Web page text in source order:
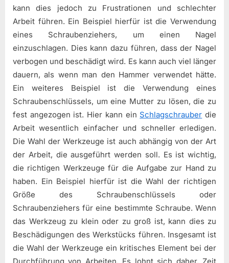
kann dies jedoch zu Frustrationen und schlechter
Arbeit führen. Ein Beispiel hierfür ist die Verwendung
eines Schraubenziehers, um einen Nagel
einzuschlagen. Dies kann dazu führen, dass der Nagel
verbogen und beschädigt wird. Es kann auch viel länger
dauern, als wenn man den Hammer verwendet hätte.
Ein weiteres Beispiel ist die Verwendung eines
Schraubenschlüssels, um eine Mutter zu lösen, die zu
fest angezogen ist. Hier kann ein Schlagschrauber die
Arbeit wesentlich einfacher und schneller erledigen.
Die Wahl der Werkzeuge ist auch abhängig von der Art
der Arbeit, die ausgeführt werden soll. Es ist wichtig,
die richtigen Werkzeuge für die Aufgabe zur Hand zu
haben. Ein Beispiel hierfür ist die Wahl der richtigen
Größe des Schraubenschlüssels oder
Schraubenziehers für eine bestimmte Schraube. Wenn
das Werkzeug zu klein oder zu groß ist, kann dies zu
Beschädigungen des Werkstücks führen. Insgesamt ist
die Wahl der Werkzeuge ein kritisches Element bei der